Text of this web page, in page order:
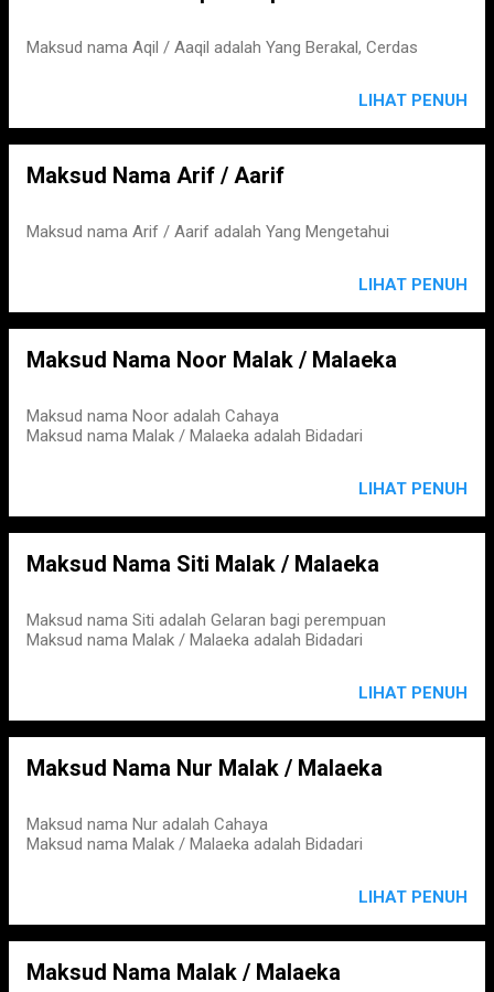
Maksud nama Aqil / Aaqil adalah Yang Berakal, Cerdas
LIHAT PENUH
Maksud Nama Arif / Aarif
Maksud nama Arif / Aarif adalah Yang Mengetahui
LIHAT PENUH
Maksud Nama Noor Malak / Malaeka
Maksud nama Noor adalah Cahaya
Maksud nama Malak / Malaeka adalah Bidadari
LIHAT PENUH
Maksud Nama Siti Malak / Malaeka
Maksud nama Siti adalah Gelaran bagi perempuan
Maksud nama Malak / Malaeka adalah Bidadari
LIHAT PENUH
Maksud Nama Nur Malak / Malaeka
Maksud nama Nur adalah Cahaya
Maksud nama Malak / Malaeka adalah Bidadari
LIHAT PENUH
Maksud Nama Malak / Malaeka